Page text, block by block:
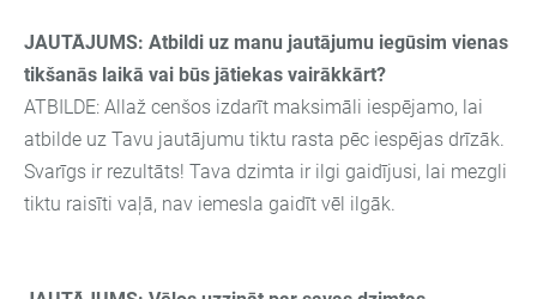
JAUTĀJUMS: Atbildi uz manu jautājumu iegūsim vienas
tikšanās laikā vai būs jātiekas vairākkārt?
ATBILDE: Allaž cenšos izdarīt maksimāli iespējamo, lai
atbilde uz Tavu jautājumu tiktu rasta pēc iespējas drīzāk.
Svarīgs ir rezultāts! Tava dzimta ir ilgi gaidījusi, lai mezgli
tiktu raisīti vaļā, nav iemesla gaidīt vēl ilgāk.